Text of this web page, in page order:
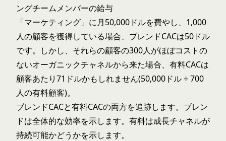
ングチームメンバーの給与
「マーケティング」に月50,000ドルを費やし、1,000
人の顧客を獲得している場合、ブレンドCACは50ドル
です。しかし、それらの顧客の300人がほぼコストの
ないオーガニックチャネルから来た場合、有料CACは
顧客あたり71ドルかもしれません(50,000ドル ÷ 700
人の有料顧客)。
ブレンドCACと有料CACの両方を追跡します。ブレン
ドは全体的な効率を示します。有料は成長チャネルが
持続可能かどうかを示します。